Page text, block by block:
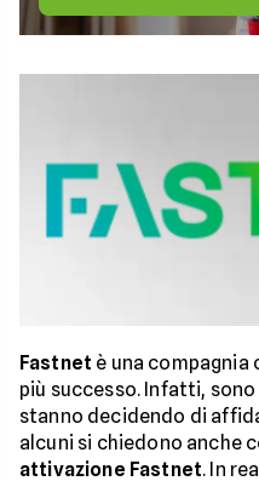
Fastnet è una
più successo. Infatti,
stanno decidendo di
alcuni si chiedono anche
attivazione Fastnet. In